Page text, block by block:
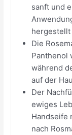
sanft und
hergestellt
Die
Panthenol
während
auf der
Der
ewiges
Handseife
nach